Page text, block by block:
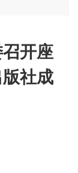
开座
社成